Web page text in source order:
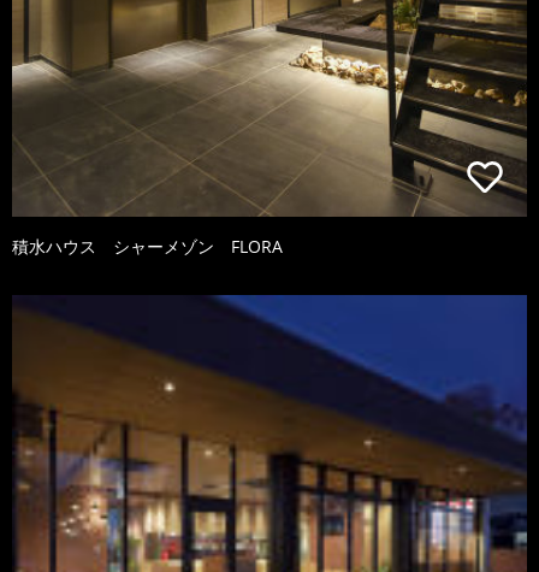
積水ハウス シャーメゾン FLORA